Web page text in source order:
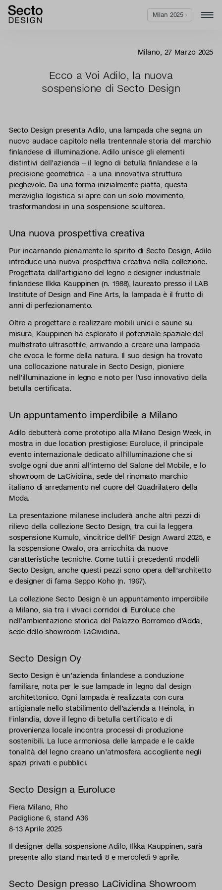
Milano, 27 Marzo 2025
Ecco a Voi Adilo, la nuova
sospensione di Secto Design
Secto Design presenta Adilo, una lampada che segna un
nuovo audace capitolo nella trentennale storia del marchio
finlandese di illuminazione. Adilo unisce gli elementi
distintivi dell’azienda – il legno di betulla finlandese e la
precisione geometrica – a una innovativa struttura
pieghevole. Da una forma inizialmente piatta, questa
meraviglia logistica si apre con un solo movimento,
trasformandosi in una sospensione scultorea.
Una nuova prospettiva creativa
Pur incarnando pienamente lo spirito di Secto Design, Adilo
introduce una nuova prospettiva creativa nella collezione.
Progettata dall’artigiano del legno e designer industriale
finlandese Ilkka Kauppinen (n. 1988), laureato presso il LAB
Institute of Design and Fine Arts, la lampada è il frutto di
anni di perfezionamento.
Oltre a progettare e realizzare mobili unici e saune su
misura, Kauppinen ha esplorato il potenziale spaziale del
multistrato ultrasottile, arrivando a creare una lampada
che evoca le forme della natura. Il suo design ha trovato
una collocazione naturale in Secto Design, pioniere
nell’illuminazione in legno e noto per l’uso innovativo della
betulla certificata.
Un appuntamento imperdibile a Milano
Adilo debutterà come prototipo alla Milano Design Week, in
mostra in due location prestigiose: Euroluce, il principale
evento internazionale dedicato all’illuminazione che si
svolge ogni due anni all’interno del Salone del Mobile, e lo
showroom de LaCividina, sede del rinomato marchio
italiano di arredamento nel cuore del Quadrilatero della
Moda.
La presentazione milanese includerà anche altri pezzi di
rilievo della collezione Secto Design, tra cui la leggera
sospensione Kumulo, vincitrice dell’iF Design Award 2025, e
la sospensione Owalo, ora arricchita da nuove
caratteristiche tecniche. Come tutti i precedenti modelli
Secto Design, anche questi pezzi sono opera dell’architetto
e designer di fama Seppo Koho (n. 1967).
La collezione Secto Design è un appuntamento imperdibile
a Milano, sia tra i vivaci corridoi di Euroluce che
nell’ambientazione storica del Palazzo Borromeo d’Adda,
sede dello showroom LaCividina.
Secto Design Oy
Secto Design è un’azienda finlandese a conduzione
familiare, nota per le sue lampade in legno dal design
architettonico. Ogni lampada è realizzata con cura
artigianale nello stabilimento dell’azienda a Heinola, in
Finlandia, dove il legno di betulla certificato e di
provenienza locale incontra processi di produzione
sostenibili. La luce armoniosa delle lampade e le calde
tonalità del legno creano un’atmosfera accogliente negli
spazi privati e pubblici.
Secto Design a Euroluce
Fiera Milano, Rho
Padiglione 6, stand A36
8-13 Aprile 2025
Il designer della sospensione Adilo, Ilkka Kauppinen, sarà
presente allo stand martedì 8 e mercoledì 9 aprile.
Secto Design presso LaCividina Showroom
Milan 2025 ›